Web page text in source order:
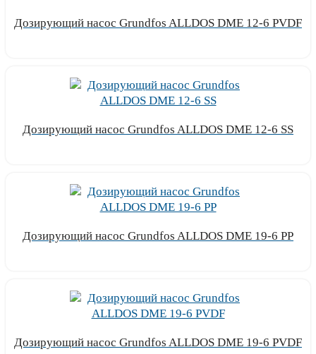
Дозирующий насос Grundfos ALLDOS DME 12-6 PVDF
Дозирующий насос Grundfos ALLDOS DME 12-6 SS
Дозирующий насос Grundfos ALLDOS DME 19-6 PP
Дозирующий насос Grundfos ALLDOS DME 19-6 PVDF